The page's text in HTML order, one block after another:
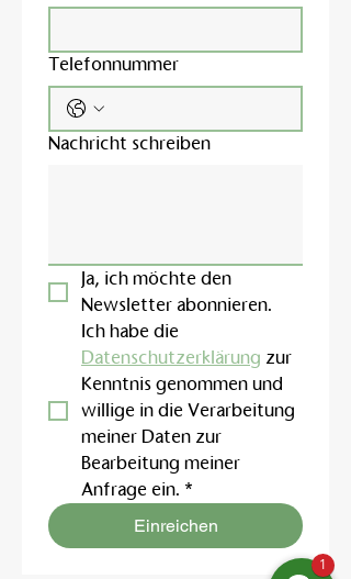
Telefonnummer
Nachricht schreiben
Ja, ich möchte den
Newsletter abonnieren.
Datenschutzerklärung zur
Kenntnis genommen und
willige in die Verarbeitung
meiner Daten zur
Bearbeitung meiner
Anfrage ein. *
Einreichen
1